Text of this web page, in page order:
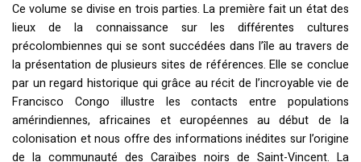
Ce volume se divise en trois parties. La première fait un état des
lieux de la connaissance sur les différentes cultures
précolombiennes qui se sont succédées dans l’île au travers de
la présentation de plusieurs sites de références. Elle se conclue
par un regard historique qui grâce au récit de l’incroyable vie de
Francisco Congo illustre les contacts entre populations
amérindiennes, africaines et européennes au début de la
colonisation et nous offre des informations inédites sur l’origine
de la communauté des Caraïbes noirs de Saint-Vincent. La